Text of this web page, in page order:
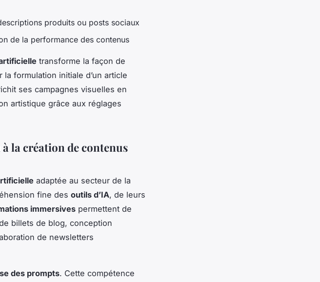
produits ou posts sociaux
de la performance des contenus
transforme la façon de
formulation initiale d’un article
ses campagnes visuelles en
artistique grâce aux réglages
la création de contenus
adaptée au secteur de la
fine des outils d’IA, de leurs
immersives permettent de
billets de blog, conception
de newsletters
des prompts. Cette compétence